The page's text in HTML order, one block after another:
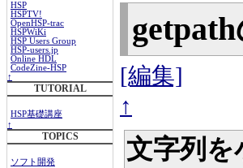
HSP
HSPTV!
OpenHSP-trac
HSPWiKi
HSP Users Group
HSP-users.jp
Online HDL
CodeZine-HSP
↑
TUTORIAL
HSP基礎講座
↑
TOPICS
ソフト開発
[編集]
↑
文字列